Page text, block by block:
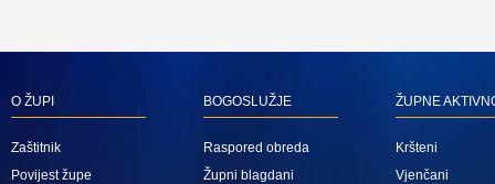
O ŽUPI
Zaštitnik
Povijest župe
BOGOSLUŽJE
Raspored obreda
Župni blagdani
ŽUPNE
Kršteni
Vjenčani